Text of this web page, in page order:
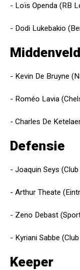
- Loïs Openda (RB
- Dodi Lukebakio
Middenveld
- Kevin De Bruyne
- Roméo Lavia
- Charles De
Defensie
- Joaquin Seys
- Arthur Theate
- Zeno Debast
- Kyriani Sabbe
Keeper